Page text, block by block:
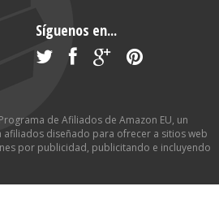
Síguenos en...
de Afiliados de Amazon EU, un
diseñado para ofrecer a sitios web
por publicidad, publicitando e incluyendo